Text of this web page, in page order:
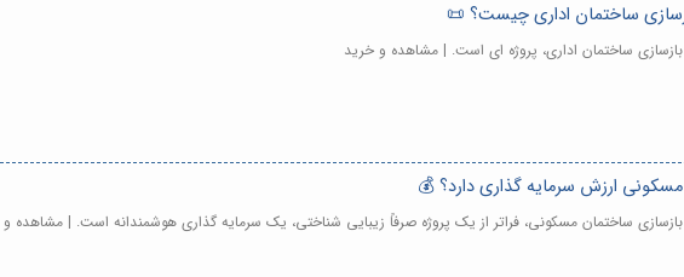
ساختمان اداری چیست؟ 📜
ساختمان اداری، پروژه ای است. | مشاهده و خرید
مسکونی ارزش سرمایه گذاری دارد؟ 💰
ساختمان مسکونی، فراتر از یک پروژه صرفاً زیبایی شناختی، یک سرمایه گذاری هوشمندانه است. | مشاهده